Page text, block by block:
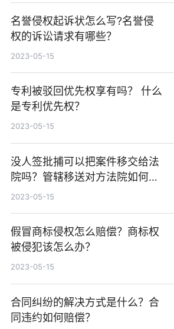
名誉侵权起诉状怎么写?名誉侵
权的诉讼请求有哪些？
2023-05-15
专利被驳回优先权享有吗？ 什么
是专利优先权？
2023-05-15
没人签批捕可以把案件移交给法
院吗？管辖移送对方法院如何处
理？
2023-05-15
假冒商标侵权怎么赔偿？商标权
被侵犯该怎么办？
2023-05-15
合同纠纷的解决方式是什么？合
同违约如何赔偿？